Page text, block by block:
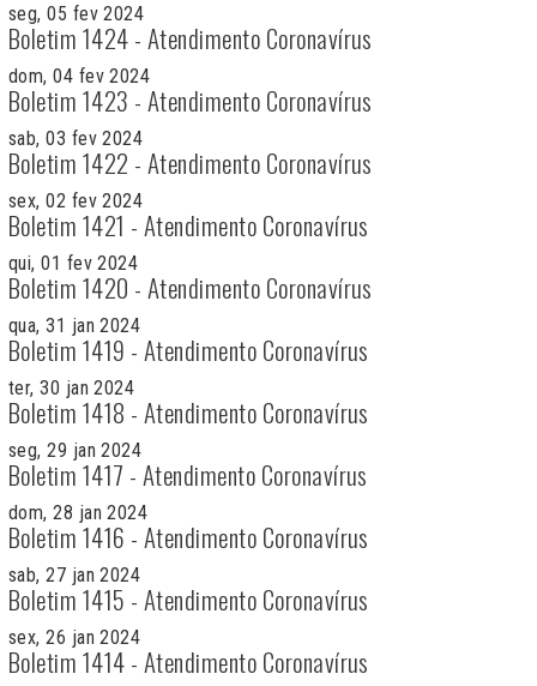
seg, 05 fev 2024
Boletim 1424 - Atendimento Coronavírus
dom, 04 fev 2024
Boletim 1423 - Atendimento Coronavírus
sab, 03 fev 2024
Boletim 1422 - Atendimento Coronavírus
sex, 02 fev 2024
Boletim 1421 - Atendimento Coronavírus
qui, 01 fev 2024
Boletim 1420 - Atendimento Coronavírus
qua, 31 jan 2024
Boletim 1419 - Atendimento Coronavírus
ter, 30 jan 2024
Boletim 1418 - Atendimento Coronavírus
seg, 29 jan 2024
Boletim 1417 - Atendimento Coronavírus
dom, 28 jan 2024
Boletim 1416 - Atendimento Coronavírus
sab, 27 jan 2024
Boletim 1415 - Atendimento Coronavírus
sex, 26 jan 2024
Boletim 1414 - Atendimento Coronavírus